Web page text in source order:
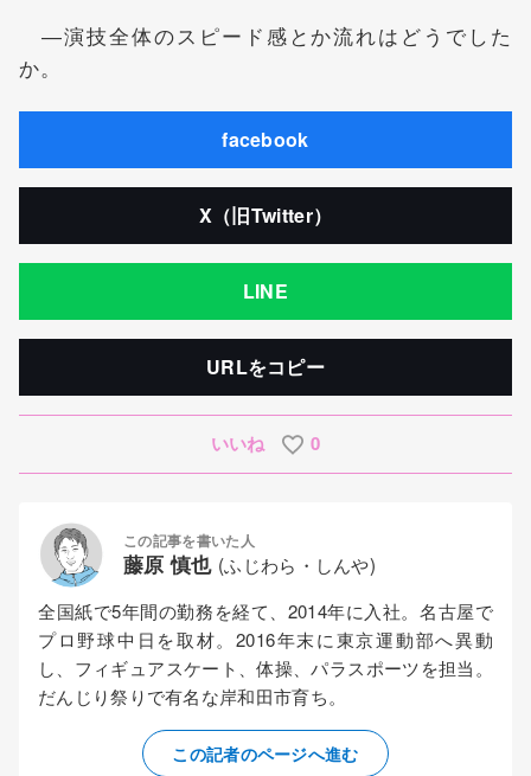
―演技全体のスピード感とか流れはどうでした
か。
facebook
X（旧Twitter）
LINE
URLをコピー
いいね 0
この記事を書いた人
藤原 慎也 (ふじわら・しんや)
全国紙で5年間の勤務を経て、2014年に入社。名古屋で
プロ野球中日を取材。2016年末に東京運動部へ異動
し、フィギュアスケート、体操、パラスポーツを担当。
だんじり祭りで有名な岸和田市育ち。
この記者のページへ進む